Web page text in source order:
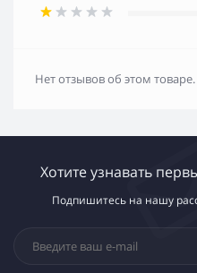
Нет отзывов об этом товаре.
Хотите узнавать
Подпишитесь на нашу